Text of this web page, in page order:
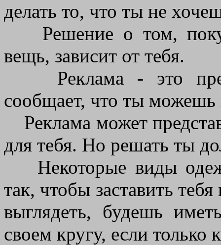
делать то, что ты не
Решение о том,
вещь, зависит от тебя.
Реклама - это
сообщает, что ты
Реклама может
для тебя. Но решать ты
Некоторые виды
так, чтобы заставить
выглядеть, будешь
своем кругу, если